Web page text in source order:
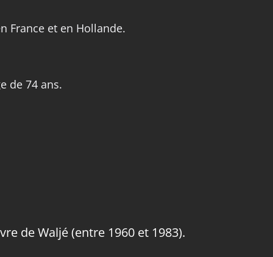
France et en Hollande.
de 74 ans.
de Waljé (entre 1960 et 1983).